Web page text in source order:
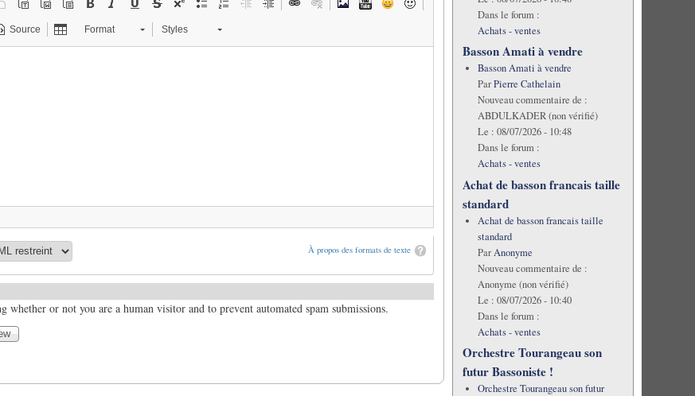
Source Format Styles
À propos des formats de texte
whether or not you are a human visitor and to prevent automated spam submissions.
Dans le forum :
Achats - ventes
Basson Amati à vendre
Basson Amati à vendre
ParPierre Cathelain
Nouveau commentaire de :
ABDULKADER (non vérifié)
Le : 08/07/2026 - 10:48
Dans le forum :
Achats - ventes
Achat de basson francais taille
standard
Achat de basson francais taille
standard
ParAnonyme
Nouveau commentaire de :
Anonyme (non vérifié)
Le : 08/07/2026 - 10:40
Dans le forum :
Achats - ventes
Orchestre Tourangeau son
futur Bassoniste !
Orchestre Tourangeau son futur